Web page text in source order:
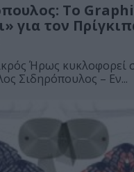
Το
για τον
Ήρως κυκλοφορεί
Σιδηρόπουλος – Εν...